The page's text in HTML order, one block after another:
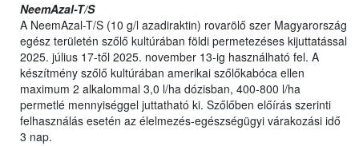
NeemAzal-T/S
A NeemAzal-T/S (10 g/l azadiraktin) rovarölő szer Magyarország
egész területén szőlő kultúrában földi permetezéses kijuttatással
2025. július 17-től 2025. november 13-ig használható fel. A
készítmény szőlő kultúrában amerikai szőlőkabóca ellen
maximum 2 alkalommal 3,0 l/ha dózisban, 400-800 l/ha
permetlé mennyiséggel juttatható ki. Szőlőben előírás szerinti
felhasználás esetén az élelmezés-egészségügyi várakozási idő
3 nap.